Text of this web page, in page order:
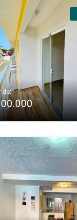
de: